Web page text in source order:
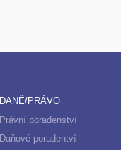
DANĚ/PRÁVO
Právní poradenství
Daňové poradentví